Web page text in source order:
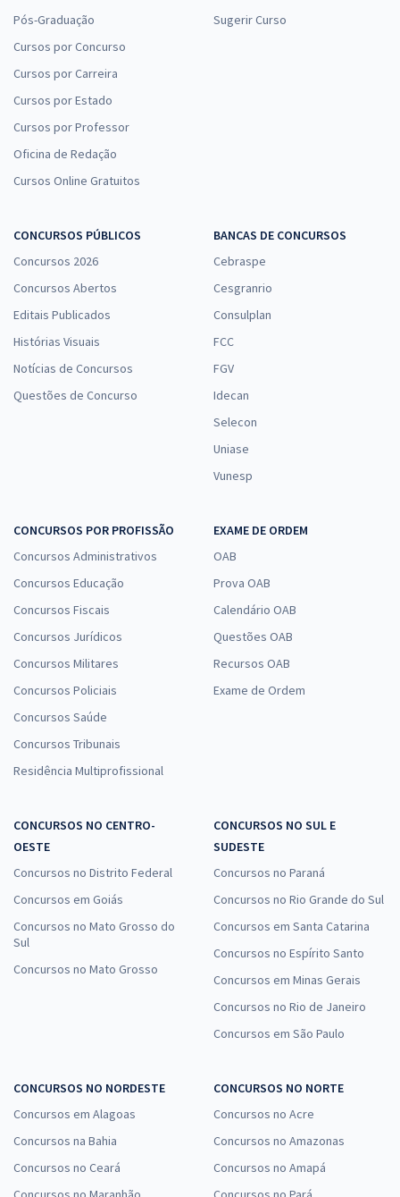
Pós-Graduação
Cursos por Concurso
Cursos por Carreira
Cursos por Estado
Cursos por Professor
Oficina de Redação
Cursos Online Gratuitos
Sugerir Curso
CONCURSOS PÚBLICOS
Concursos 2026
Concursos Abertos
Editais Publicados
Histórias Visuais
Notícias de Concursos
Questões de Concurso
BANCAS DE CONCURSOS
Cebraspe
Cesgranrio
Consulplan
FCC
FGV
Idecan
Selecon
Uniase
Vunesp
CONCURSOS POR PROFISSÃO
Concursos Administrativos
Concursos Educação
Concursos Fiscais
Concursos Jurídicos
Concursos Militares
Concursos Policiais
Concursos Saúde
Concursos Tribunais
Residência Multiprofissional
EXAME DE ORDEM
OAB
Prova OAB
Calendário OAB
Questões OAB
Recursos OAB
Exame de Ordem
CONCURSOS NO CENTRO-
OESTE
Concursos no Distrito Federal
Concursos em Goiás
Concursos no Mato Grosso do
Sul
Concursos no Mato Grosso
CONCURSOS NO SUL E
SUDESTE
Concursos no Paraná
Concursos no Rio Grande do Sul
Concursos em Santa Catarina
Concursos no Espírito Santo
Concursos em Minas Gerais
Concursos no Rio de Janeiro
Concursos em São Paulo
CONCURSOS NO NORDESTE
Concursos em Alagoas
Concursos na Bahia
Concursos no Ceará
CONCURSOS NO NORTE
Concursos no Acre
Concursos no Amazonas
Concursos no Amapá